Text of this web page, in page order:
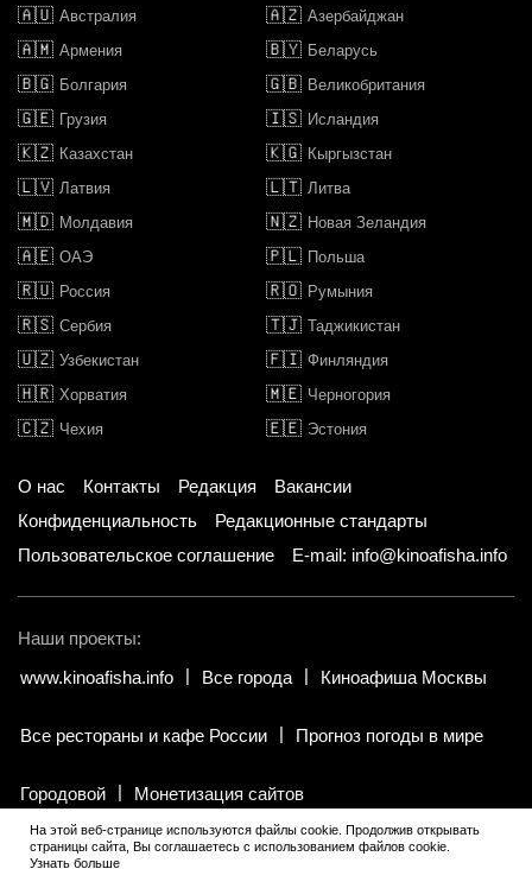
🇦🇺 Австралия 🇦🇿 Азербайджан
🇦🇲 Армения 🇧🇾 Беларусь
🇧🇬 Болгария 🇬🇧 Великобритания
🇬🇪 Грузия 🇮🇸 Исландия
🇰🇿 Казахстан 🇰🇬 Кыргызстан
🇱🇻 Латвия 🇱🇹 Литва
🇲🇩 Молдавия 🇳🇿 Новая Зеландия
🇦🇪 ОАЭ 🇵🇱 Польша
🇷🇺 Россия 🇷🇴 Румыния
🇷🇸 Сербия 🇹🇯 Таджикистан
🇺🇿 Узбекистан 🇫🇮 Финляндия
🇭🇷 Хорватия 🇲🇪 Черногория
🇨🇿 Чехия 🇪🇪 Эстония
О нас Контакты Редакция
Вакансии
Конфиденциальность
Редакционные стандарты
Пользовательское соглашение
E-mail: info@kinoafisha.info
Наши проекты:
www.kinoafisha.info
Все города Киноафиша Москвы
Все рестораны и кафе России Прогноз погоды в мире
Городовой Монетизация сайтов
© 2002-2026 Все права и материалы принадлежат «Киноафиша».
На этой веб-странице используются файлы cookie. Продолжив открывать
страницы сайта, Вы соглашаетесь с использованием файлов cookie.
Узнать больше